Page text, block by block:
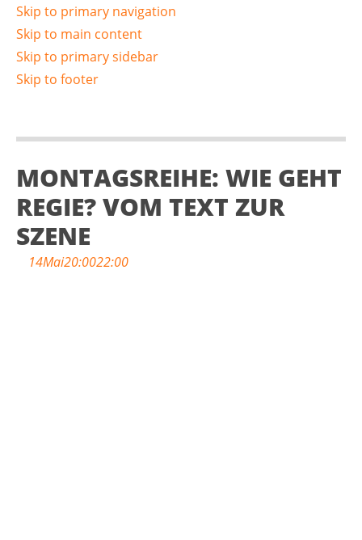
Skip to primary navigation
Skip to main content
Skip to primary sidebar
Skip to footer
MONTAGSREIHE: WIE GEHT
REGIE? VOM TEXT ZUR
SZENE
14Mai20:0022:00